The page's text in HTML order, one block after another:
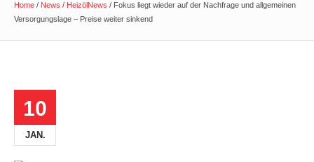
Home / News / HeizölNews / Fokus liegt wieder auf der Nachfrage und allgemeinen
Versorgungslage – Preise weiter sinkend
10
JAN.